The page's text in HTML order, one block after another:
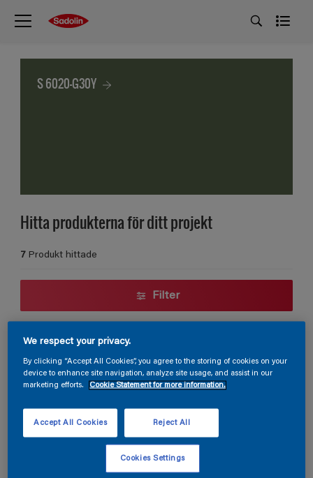
S 6020-G30Y
Hitta produkterna för ditt projekt
7 Produkt hittade
Filter
Endast tillgänglig i butik
We respect your privacy.
By clicking “Accept All Cookies”, you agree to the storing of cookies on your
device to enhance site navigation, analyze site usage, and assist in our
marketing efforts.
Cookie Statement for more information.
Reject All
Accept All Cookies
Cookies Settings